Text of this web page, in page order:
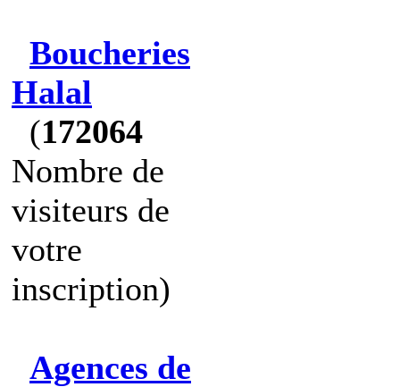
Boucheries
Halal
(172064
Nombre de
visiteurs de
votre
inscription)
Agences de